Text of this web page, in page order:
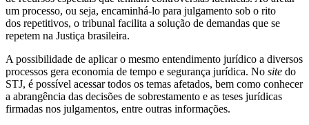
um processo, ou seja, encaminhá-lo para julgamento sob o rito
dos repetitivos, o tribunal facilita a solução de demandas que se
repetem na Justiça brasileira.
A possibilidade de aplicar o mesmo entendimento jurídico a diversos
processos gera economia de tempo e segurança jurídica. No site do
STJ, é possível acessar todos os temas afetados, bem como conhecer
a abrangência das decisões de sobrestamento e as teses jurídicas
firmadas nos julgamentos, entre outras informações.